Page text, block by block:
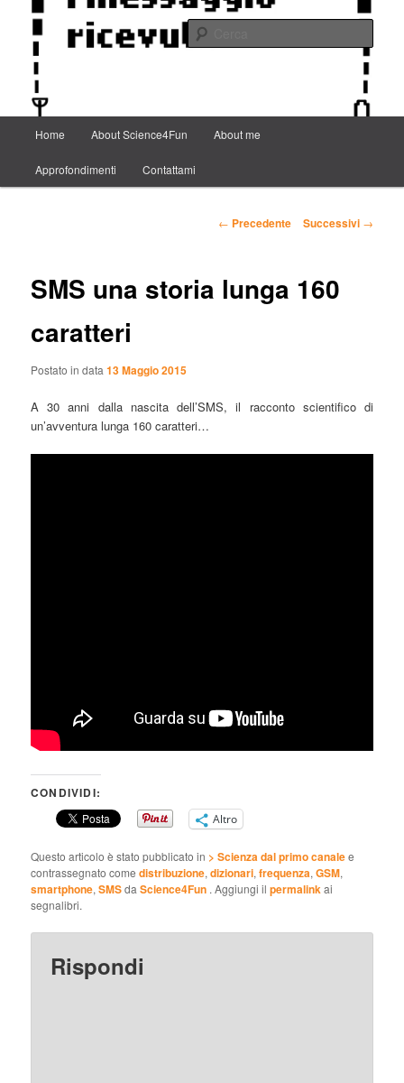
Science4Fun
Scienza e tecnologia dai confini della conoscenza e dintorni.
principale
Vai
al
Home About Science4Fun About me
Approfondimenti Contattami
Navigazione
← Precedente Successivi →
SMS una storia lunga 160
caratteri
Postato in data13 Maggio 2015
A 30 anni dalla nascita dell’SMS, il racconto scientifico di
un’avventura lunga 160 caratteri…
CONDIVIDI:
Altro
Questo articolo è stato pubblicato in > Scienza dal primo canalee
contrassegnato comedistribuzione,dizionari,frequenza,GSM,
smartphone,SMSdaScience4Fun . Aggiungi ilpermalinkai
segnalibri.
Rispondi